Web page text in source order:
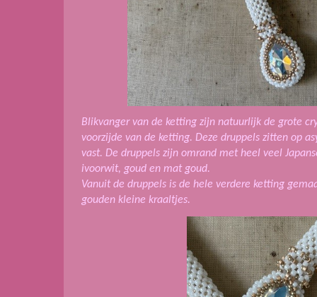
Blikvanger van de ketting zijn natuurlijk de grote
voorzijde van de ketting. Deze druppels zitten op
vast. De druppels zijn omrand met heel veel
ivoorwit, goud en mat goud.
Vanuit de druppels is de hele verdere ketting
gouden kleine kraaltjes.